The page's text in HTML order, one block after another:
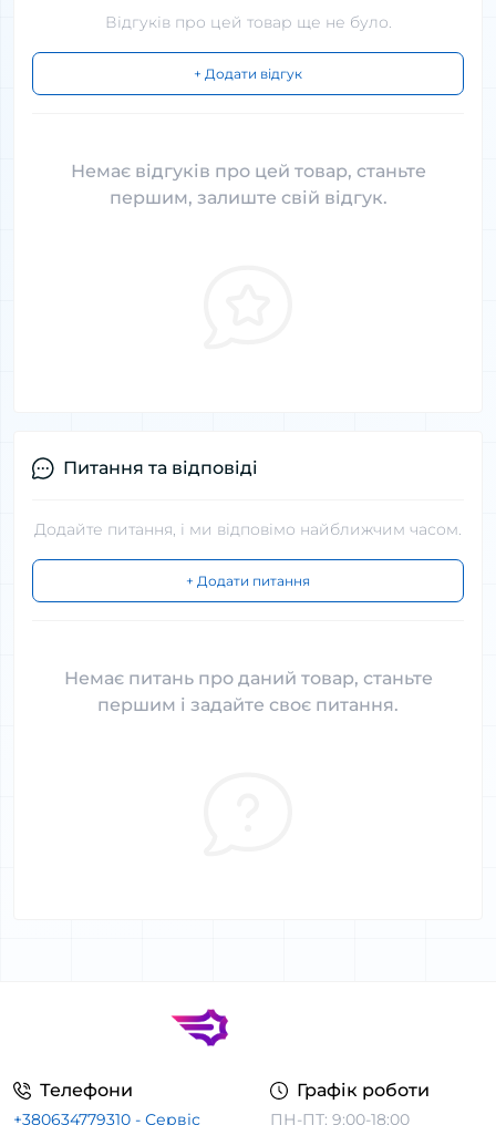
Відгуків про цей товар ще не було.
+ Додати відгук
Немає відгуків про цей товар, станьте
першим, залиште свій відгук.
Питання та відповіді
Додайте питання, і ми відповімо найближчим часом.
+ Додати питання
Немає питань про даний товар, станьте
першим і задайте своє питання.
Телефони
+380634779310 - Сервіс
Графік роботи
ПН-ПТ: 9:00-18:00